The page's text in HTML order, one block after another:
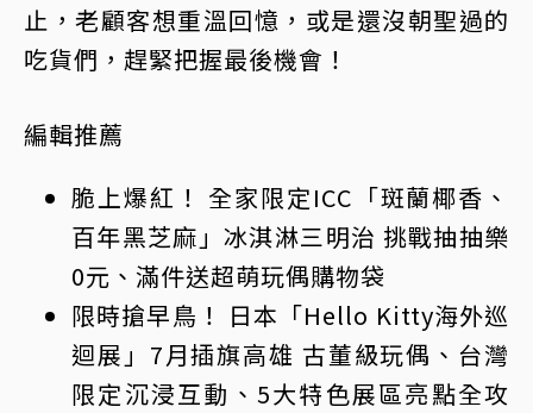
止，老顧客想重溫回憶，或是還沒朝聖過的
吃貨們，趕緊把握最後機會！
編輯推薦
脆上爆紅！ 全家限定ICC「斑蘭椰香、
百年黑芝麻」冰淇淋三明治 挑戰抽抽樂
0元、滿件送超萌玩偶購物袋
限時搶早鳥！ 日本「Hello Kitty海外巡
迴展」7月插旗高雄 古董級玩偶、台灣
限定沉浸互動、5大特色展區亮點全攻